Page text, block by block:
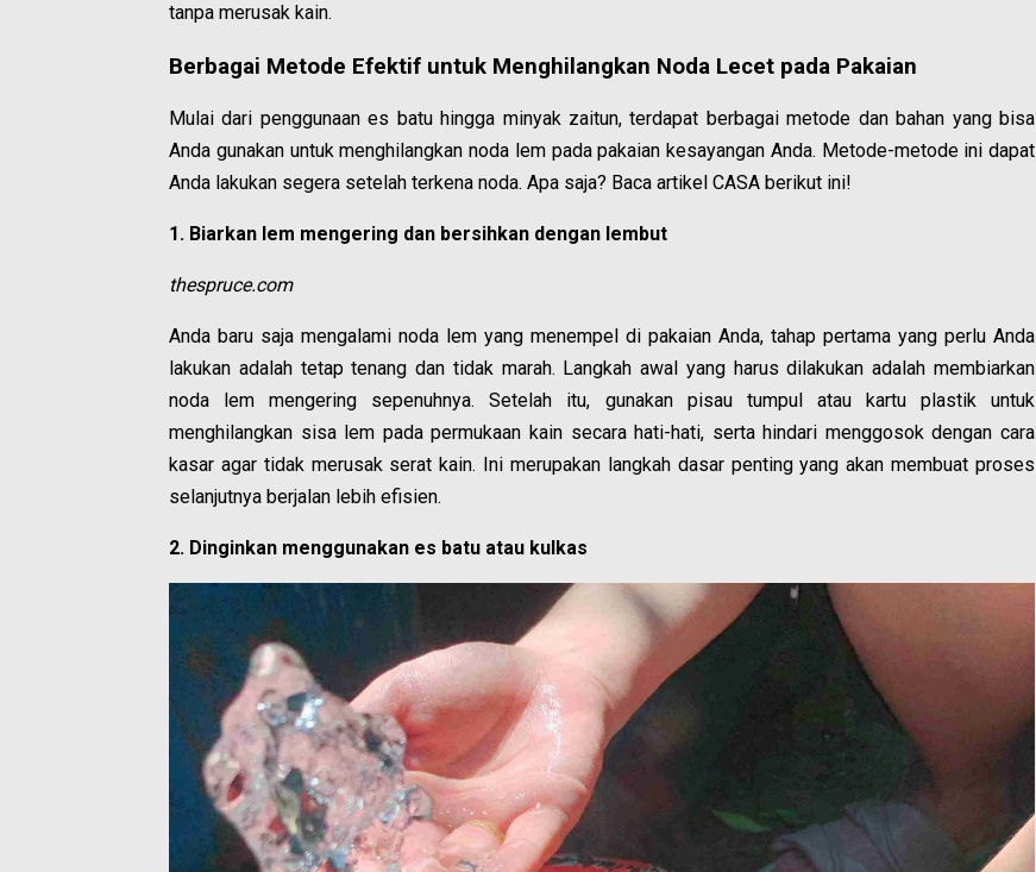
tanpa merusak kain.
Berbagai Metode Efektif untuk Menghilangkan Noda Lecet pada Pakaian
Mulai dari penggunaan es batu hingga minyak zaitun, terdapat berbagai metode dan bahan yang bisa
Anda gunakan untuk menghilangkan noda lem pada pakaian kesayangan Anda. Metode-metode ini dapat
Anda lakukan segera setelah terkena noda. Apa saja? Baca artikel CASA berikut ini!
1. Biarkan lem mengering dan bersihkan dengan lembut
thespruce.com
Anda baru saja mengalami noda lem yang menempel di pakaian Anda, tahap pertama yang perlu Anda
lakukan adalah tetap tenang dan tidak marah. Langkah awal yang harus dilakukan adalah membiarkan
noda lem mengering sepenuhnya. Setelah itu, gunakan pisau tumpul atau kartu plastik untuk
menghilangkan sisa lem pada permukaan kain secara hati-hati, serta hindari menggosok dengan cara
kasar agar tidak merusak serat kain. Ini merupakan langkah dasar penting yang akan membuat proses
selanjutnya berjalan lebih efisien.
2. Dinginkan menggunakan es batu atau kulkas